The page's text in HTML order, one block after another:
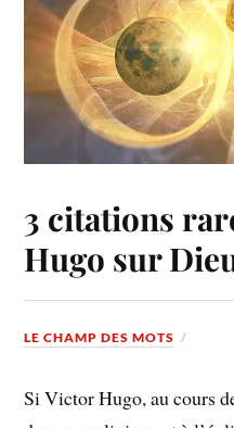
3 citations
Hugo sur
LE CHAMP DES MOTS
Si Victor Hugo, au cours